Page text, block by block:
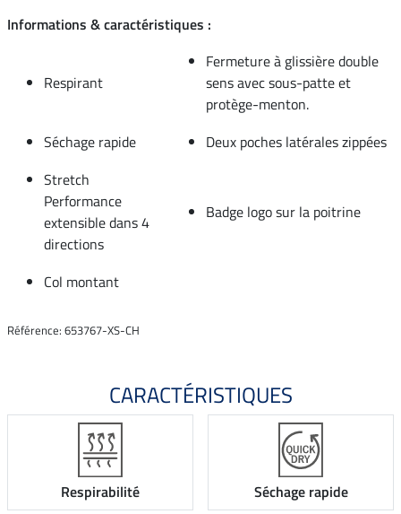
Informations & caractéristiques :
Respirant
Fermeture à glissière double
sens avec sous-patte et
protège-menton.
Séchage rapide
Deux poches latérales zippées
Stretch
Performance
extensible dans 4
directions
Badge logo sur la poitrine
Col montant
Référence: 653767-XS-CH
CARACTÉRISTIQUES
Respirabilité Séchage rapide